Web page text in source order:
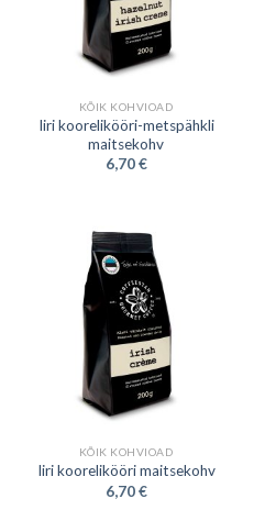
KÕIK KOHVIOAD
Iiri koorelikööri-metspähkli
maitsekohv
6,70€
KÕIK KOHVIOAD
Iiri koorelikööri maitsekohv
6,70€